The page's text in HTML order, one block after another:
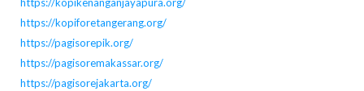
https://kopikenanganjayapura.org/
https://kopiforetangerang.org/
https://pagisorepik.org/
https://pagisoremakassar.org/
https://pagisorejakarta.org/